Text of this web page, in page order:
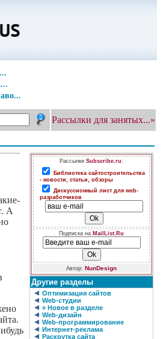
Рассылки для занятых...»
А
Рассылки Subscribe.ru:
Библиотека сайтостроительства
- новости, статьи, обзоры
Дискуссионный лист для web-
разработчиков
Подписка на MailList.Ru
Автор: NunDesign
Другие разделы
Оптимизация сайтов
Web-студии
» Новое в разделе
Web-дизайн
Web-программирование
Интернет-реклама
Раскрутка сайта